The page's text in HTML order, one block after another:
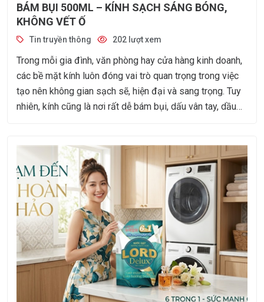
BÁM BỤI 500ML – KÍNH SẠCH SÁNG BÓNG,
KHÔNG VẾT Ố
Tin truyền thông 202 lượt xem
Trong mỗi gia đình, văn phòng hay cửa hàng kinh doanh,
các bề mặt kính luôn đóng vai trò quan trọng trong việc
tạo nên không gian sạch sẽ, hiện đại và sang trọng. Tuy
nhiên, kính cũng là nơi rất dễ bám bụi, dấu vân tay, dầu